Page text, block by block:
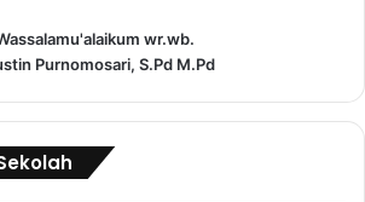
wr.wb.
Purnomosari, S.Pd M.Pd